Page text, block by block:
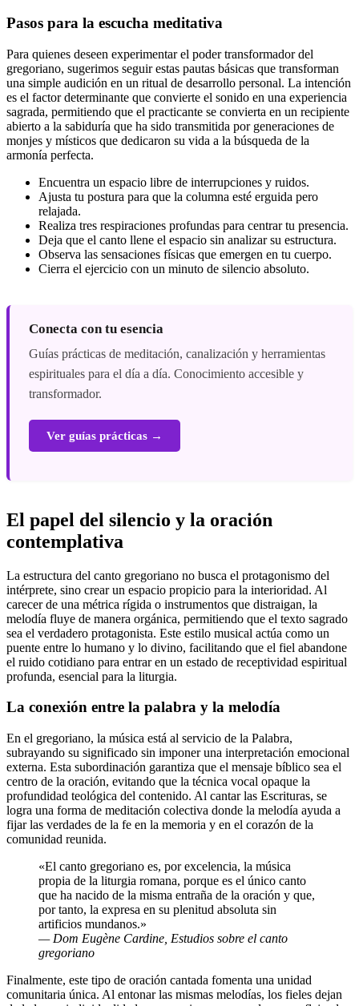
Pasos para la escucha meditativa
Para quienes deseen experimentar el poder transformador del
gregoriano, sugerimos seguir estas pautas básicas que transforman
una simple audición en un ritual de desarrollo personal. La intención
es el factor determinante que convierte el sonido en una experiencia
sagrada, permitiendo que el practicante se convierta en un recipiente
abierto a la sabiduría que ha sido transmitida por generaciones de
monjes y místicos que dedicaron su vida a la búsqueda de la
armonía perfecta.
Encuentra un espacio libre de interrupciones y ruidos.
Ajusta tu postura para que la columna esté erguida pero
relajada.
Realiza tres respiraciones profundas para centrar tu presencia.
Deja que el canto llene el espacio sin analizar su estructura.
Observa las sensaciones físicas que emergen en tu cuerpo.
Cierra el ejercicio con un minuto de silencio absoluto.
Conecta con tu esencia
Guías prácticas de meditación, canalización y herramientas
espirituales para el día a día. Conocimiento accesible y
transformador.
Ver guías prácticas →
El papel del silencio y la oración
contemplativa
La estructura del canto gregoriano no busca el protagonismo del
intérprete, sino crear un espacio propicio para la interioridad. Al
carecer de una métrica rígida o instrumentos que distraigan, la
melodía fluye de manera orgánica, permitiendo que el texto sagrado
sea el verdadero protagonista. Este estilo musical actúa como un
puente entre lo humano y lo divino, facilitando que el fiel abandone
el ruido cotidiano para entrar en un estado de receptividad espiritual
profunda, esencial para la liturgia.
La conexión entre la palabra y la melodía
En el gregoriano, la música está al servicio de la Palabra,
subrayando su significado sin imponer una interpretación emocional
externa. Esta subordinación garantiza que el mensaje bíblico sea el
centro de la oración, evitando que la técnica vocal opaque la
profundidad teológica del contenido. Al cantar las Escrituras, se
logra una forma de meditación colectiva donde la melodía ayuda a
fijar las verdades de la fe en la memoria y en el corazón de la
comunidad reunida.
«El canto gregoriano es, por excelencia, la música
propia de la liturgia romana, porque es el único canto
que ha nacido de la misma entraña de la oración y que,
por tanto, la expresa en su plenitud absoluta sin
artificios mundanos.»
— Dom Eugène Cardine, Estudios sobre el canto
gregoriano
Finalmente, este tipo de oración cantada fomenta una unidad
comunitaria única. Al entonar las mismas melodías, los fieles dejan